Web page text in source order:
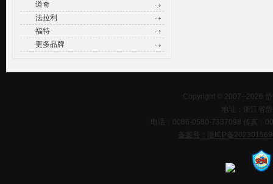
道奇
法拉利
福特
更多品牌
Copyright © 2007--2026
地址：浙江省
电话：0086-0580-7337098 传真：
备案号：浙ICP备